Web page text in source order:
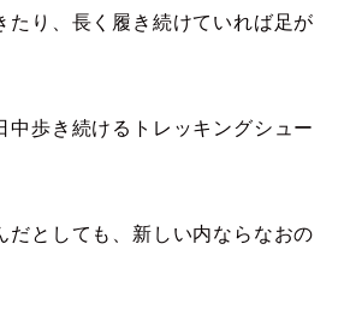
たり、長く履き続けていれば足が
中歩き続けるトレッキングシュー
だとしても、新しい内ならなおの